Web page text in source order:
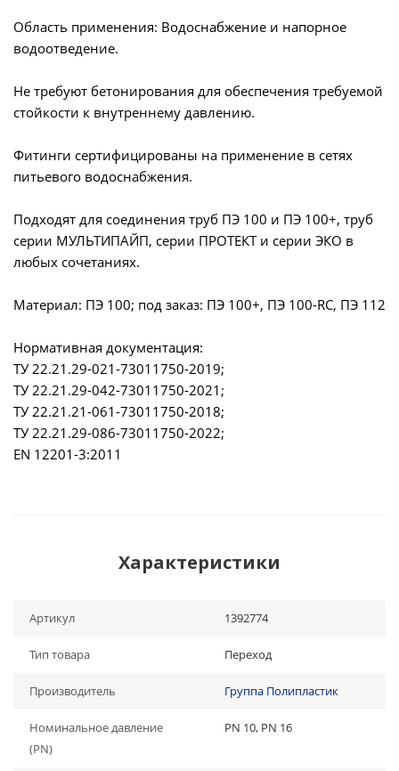
Область применения: Водоснабжение и напорное
водоотведение.
Не требуют бетонирования для обеспечения требуемой
стойкости к внутреннему давлению.
Фитинги сертифицированы на применение в сетях
питьевого водоснабжения.
Подходят для соединения труб ПЭ 100 и ПЭ 100+, труб
серии МУЛЬТИПАЙП, серии ПРОТЕКТ и серии ЭКО в
любых сочетаниях.
Материал: ПЭ 100; под заказ: ПЭ 100+, ПЭ 100-RC, ПЭ 112
Нормативная документация:
ТУ 22.21.29-021-73011750-2019;
ТУ 22.21.29-042-73011750-2021;
ТУ 22.21.21-061-73011750-2018;
ТУ 22.21.29-086-73011750-2022;
EN 12201-3:2011
Характеристики
Артикул 1392774
Тип товара Переход
Производитель Группа Полипластик
Номинальное давление
(PN)
PN 10, PN 16